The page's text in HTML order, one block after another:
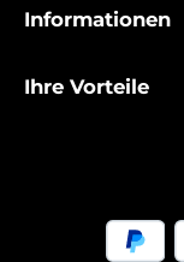
Informationen
Ihre Vorteile